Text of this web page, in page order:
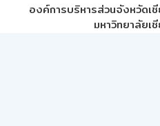
องค์การบริหารส่วนจังหวัดเ
มหาวิทยาลัยเ